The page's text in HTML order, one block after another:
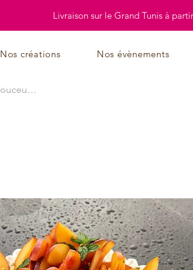
Livraison sur le Grand Tunis à
Nos créations Nos évènements